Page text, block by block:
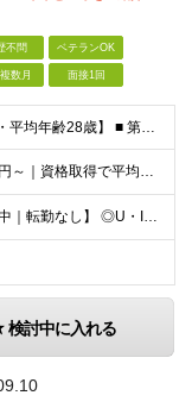
不問 ベテランOK
数月 面接1回
【学歴不問・未経験歓迎・平均年齢28歳】 ■ 第二新卒歓迎 ■ フリーター・社会人未経験OK ＼「アイアールで人生ワンチャンつかんでほしい！」／ …こんな社長の想いから 経験よりも人柄を重視した採用
【★未経験でも月給28万円～｜資格取得で平均年収636万円★】 ■ 月給28万円～80万円+賞与年2回＋各種手当 ※月給には、固定残業代（20時間分：3万8000円～／月）を含む ※20時間を超過
【全国47都道府県で募集中｜転勤なし】 ◎U・Iターン歓迎！家具家電付き＆家賃ナシの社員寮を完備 ◎東京支店は2025年7月に移転したばかりの綺麗なオフィス 東京・横浜・大阪・名古屋・福岡など 全国
検討中に入れる